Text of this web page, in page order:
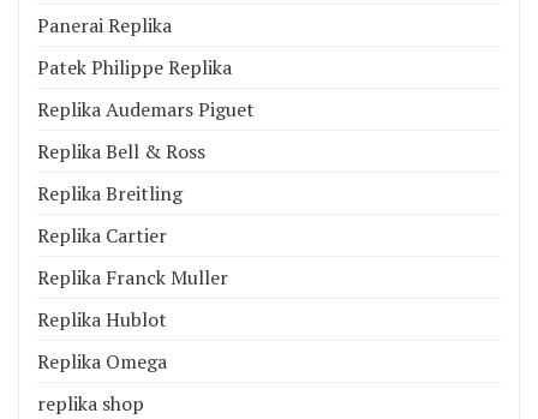
Panerai Replika
Patek Philippe Replika
Replika Audemars Piguet
Replika Bell & Ross
Replika Breitling
Replika Cartier
Replika Franck Muller
Replika Hublot
Replika Omega
replika shop